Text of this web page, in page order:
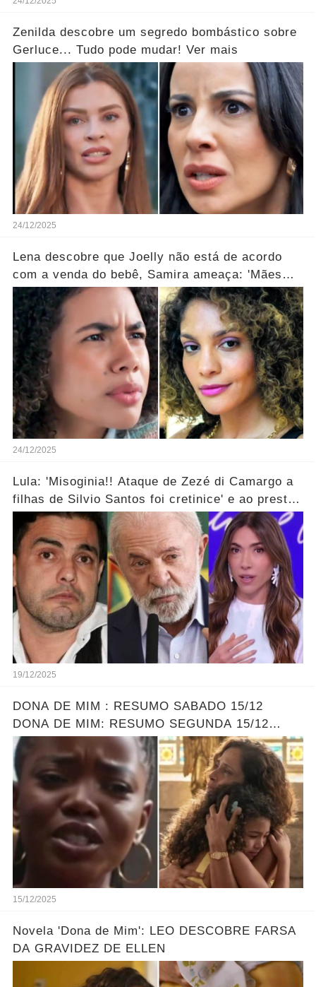
Zenilda descobre um segredo bombástico sobre
Gerluce... Tudo pode mudar! Ver mais
24/12/2025
Lena descobre que Joelly não está de acordo
com a venda do bebê, Samira ameaça: 'Mães
que desistem desaparecem!' ... Ver mais
24/12/2025
Lula: 'Misoginia!! Ataque de Zezé di Camargo a
filhas de Silvio Santos foi cretinice' e ao prestar
soli...ver mais!
19/12/2025
DONA DE MIM : RESUMO SABADO 15/12
DONA DE MIM: RESUMO SEGUNDA 15/12
ELLEN ENCONTRA SOFIA - LEONA DESCOBRE
O PLANO DE ELLEN
15/12/2025
Novela 'Dona de Mim': LEO DESCOBRE FARSA
DA GRAVIDEZ DE ELLEN